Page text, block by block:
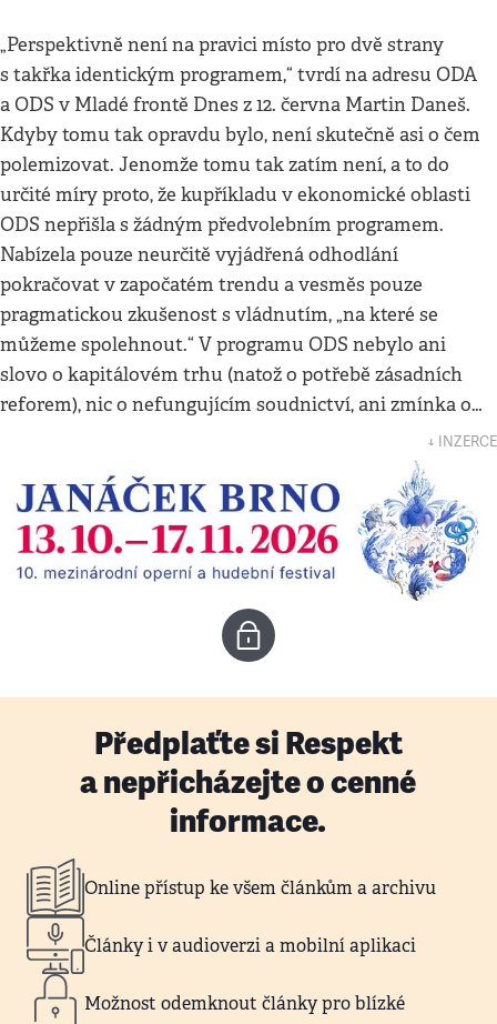
„Perspektivně není na pravici místo pro dvě strany
s takřka identickým programem,“ tvrdí na adresu ODA
a ODS v Mladé frontě Dnes z 12. června Martin Daneš.
Kdyby tomu tak opravdu bylo, není skutečně asi o čem
polemizovat. Jenomže tomu tak zatím není, a to do
určité míry proto, že kupříkladu v ekonomické oblasti
ODS nepřišla s žádným předvolebním programem.
Nabízela pouze neurčitě vyjádřená odhodlání
pokračovat v započatém trendu a vesměs pouze
pragmatickou zkušenost s vládnutím, „na které se
můžeme spolehnout.“ V programu ODS nebylo ani
slovo o kapitálovém trhu (natož o potřebě zásadních
reforem), nic o nefungujícím soudnictví, ani zmínka o…
↓ INZERCE
Předplaťte si Respekt
a nepřicházejte o cenné
informace.
Online přístup ke všem článkům a archivu
Články i v audioverzi a mobilní aplikaci
Možnost odemknout články pro blízké